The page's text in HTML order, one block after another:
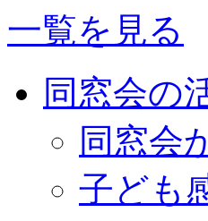
一覧を見る
同窓会の
同窓会
子ども